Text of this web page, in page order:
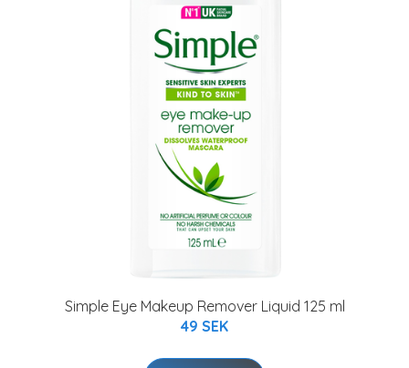
Simple Eye Makeup Remover Liquid 125 ml
49 SEK